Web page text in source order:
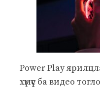
Power Play
хүмүүс ба видео